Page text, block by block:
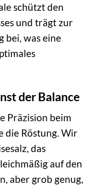
schützt den
und trägt zur
bei, was eine
der Balance
Präzision beim
die Röstung. Wir
das
auf den
aber grob genug,